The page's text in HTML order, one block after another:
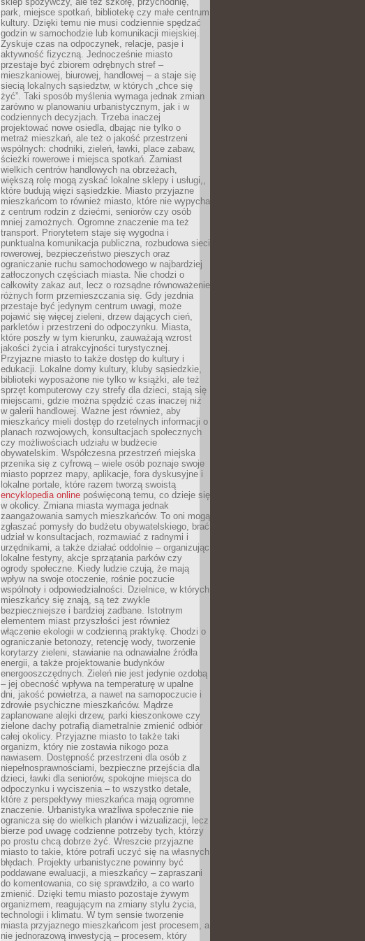
park, miejsce spotkań, bibliotekę czy małe centrum
kultury. Dzięki temu nie musi codziennie spędzać
godzin w samochodzie lub komunikacji miejskiej.
Zyskuje czas na odpoczynek, relacje, pasje i
aktywność fizyczną. Jednocześnie miasto
przestaje być zbiorem odrębnych stref –
mieszkaniowej, biurowej, handlowej – a staje się
siecią lokalnych sąsiedztw, w których „chce się
żyć”. Taki sposób myślenia wymaga jednak zmian
zarówno w planowaniu urbanistycznym, jak i w
codziennych decyzjach. Trzeba inaczej
projektować nowe osiedla, dbając nie tylko o
metraż mieszkań, ale też o jakość przestrzeni
wspólnych: chodniki, zieleń, ławki, place zabaw,
ścieżki rowerowe i miejsca spotkań. Zamiast
wielkich centrów handlowych na obrzeżach,
większą rolę mogą zyskać lokalne sklepy i usługi,,
które budują więzi sąsiedzkie. Miasto przyjazne
mieszkańcom to również miasto, które nie wypycha
z centrum rodzin z dziećmi, seniorów czy osób
mniej zamożnych. Ogromne znaczenie ma też
transport. Priorytetem staje się wygodna i
punktualna komunikacja publiczna, rozbudowa sieci
rowerowej, bezpieczeństwo pieszych oraz
ograniczanie ruchu samochodowego w najbardziej
zatłoczonych częściach miasta. Nie chodzi o
całkowity zakaz aut, lecz o rozsądne równoważenie
różnych form przemieszczania się. Gdy jezdnia
przestaje być jedynym centrum uwagi, może
pojawić się więcej zieleni, drzew dających cień,
parkletów i przestrzeni do odpoczynku. Miasta,
które poszły w tym kierunku, zauważają wzrost
jakości życia i atrakcyjności turystycznej.
Przyjazne miasto to także dostęp do kultury i
edukacji. Lokalne domy kultury, kluby sąsiedzkie,
biblioteki wyposażone nie tylko w książki, ale też
sprzęt komputerowy czy strefy dla dzieci, stają się
miejscami, gdzie można spędzić czas inaczej niż
w galerii handlowej. Ważne jest również, aby
mieszkańcy mieli dostęp do rzetelnych informacji o
planach rozwojowych, konsultacjach społecznych
czy możliwościach udziału w budżecie
obywatelskim. Współczesna przestrzeń miejska
przenika się z cyfrową – wiele osób poznaje swoje
miasto poprzez mapy, aplikacje, fora dyskusyjne i
lokalne portale, które razem tworzą swoistą
encyklopedia online poświęconą temu, co dzieje się
w okolicy. Zmiana miasta wymaga jednak
zaangażowania samych mieszkańców. To oni mogą
zgłaszać pomysły do budżetu obywatelskiego, brać
udział w konsultacjach, rozmawiać z radnymi i
urzędnikami, a także działać oddolnie – organizując
lokalne festyny, akcje sprzątania parków czy
ogrody społeczne. Kiedy ludzie czują, że mają
wpływ na swoje otoczenie, rośnie poczucie
wspólnoty i odpowiedzialności. Dzielnice, w których
mieszkańcy się znają, są też zwykle
bezpieczniejsze i bardziej zadbane. Istotnym
elementem miast przyszłości jest również
włączenie ekologii w codzienną praktykę. Chodzi o
ograniczanie betonozy, retencję wody, tworzenie
korytarzy zieleni, stawianie na odnawialne źródła
energii, a także projektowanie budynków
energooszczędnych. Zieleń nie jest jedynie ozdobą
– jej obecność wpływa na temperaturę w upalne
dni, jakość powietrza, a nawet na samopoczucie i
zdrowie psychiczne mieszkańców. Mądrze
zaplanowane alejki drzew, parki kieszonkowe czy
zielone dachy potrafią diametralnie zmienić odbiór
całej okolicy. Przyjazne miasto to także taki
organizm, który nie zostawia nikogo poza
nawiasem. Dostępność przestrzeni dla osób z
niepełnosprawnościami, bezpieczne przejścia dla
dzieci, ławki dla seniorów, spokojne miejsca do
odpoczynku i wyciszenia – to wszystko detale,
które z perspektywy mieszkańca mają ogromne
znaczenie. Urbanistyka wrażliwa społecznie nie
ogranicza się do wielkich planów i wizualizacji, lecz
bierze pod uwagę codzienne potrzeby tych, którzy
po prostu chcą dobrze żyć. Wreszcie przyjazne
miasto to takie, które potrafi uczyć się na własnych
błędach. Projekty urbanistyczne powinny być
poddawane ewaluacji, a mieszkańcy – zapraszani
do komentowania, co się sprawdziło, a co warto
zmienić. Dzięki temu miasto pozostaje żywym
organizmem, reagującym na zmiany stylu życia,
technologii i klimatu. W tym sensie tworzenie
miasta przyjaznego mieszkańcom jest procesem, a
nie jednorazową inwestycją – procesem, który